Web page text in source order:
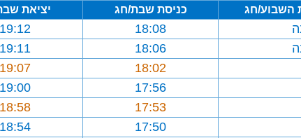
השבוע/חג כניסת שבת/חג יציאת
18:08
19:12
18:06
19:11
18:02
19:07
17:56
19:00
17:53
18:58
17:50
18:54